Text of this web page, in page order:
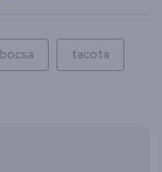
bocsa tacota